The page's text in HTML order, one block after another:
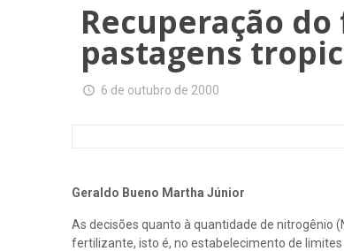
Recuperação
pastagens
6 de outubro de 2000
Geraldo Bueno Martha Júnior
As decisões quanto à quantidade de nitrogênio
fertilizante, isto é, no estabelecimento de